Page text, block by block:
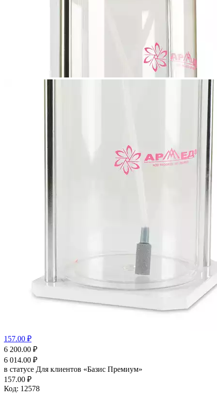
157.00 ₽
6 200.00 ₽
6 014.00 ₽
в статусе Для клиентов «Базис Премиум»
157.00 ₽
Код: 12578